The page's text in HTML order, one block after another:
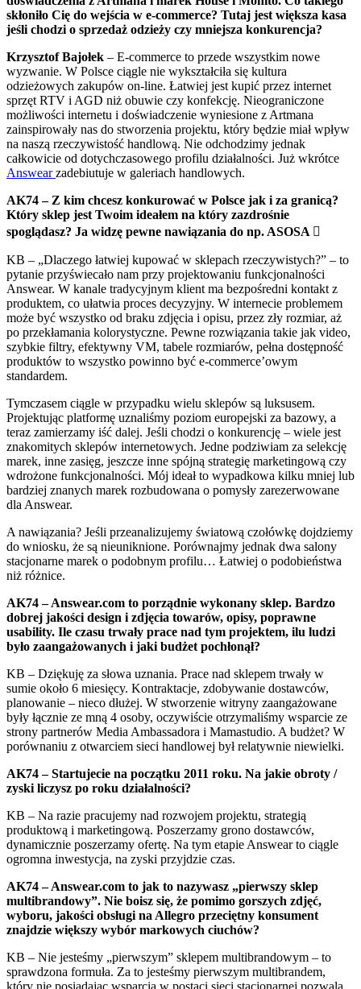
skłoniło Cię do wejścia w e-commerce? Tutaj jest większa kasa
jeśli chodzi o sprzedaż odzieży czy mniejsza konkurencja?
Krzysztof Bajołek – E-commerce to przede wszystkim nowe
wyzwanie. W Polsce ciągle nie wykształciła się kultura
odzieżowych zakupów on-line. Łatwiej jest kupić przez internet
sprzęt RTV i AGD niż obuwie czy konfekcję. Nieograniczone
możliwości internetu i doświadczenie wyniesione z Artmana
zainspirowały nas do stworzenia projektu, który będzie miał wpływ
na naszą rzeczywistość handlową. Nie odchodzimy jednak
całkowicie od dotychczasowego profilu działalności. Już wkrótce
Answearzadebiutuje w galeriach handlowych.
AK74 – Z kim chcesz konkurować w Polsce jak i za granicą?
Który sklep jest Twoim ideałem na który zazdrośnie
spoglądasz? Ja widzę pewne nawiązania do np. ASOSA 
KB – „Dlaczego łatwiej kupować w sklepach rzeczywistych?” – to
pytanie przyświecało nam przy projektowaniu funkcjonalności
Answear. W kanale tradycyjnym klient ma bezpośredni kontakt z
produktem, co ułatwia proces decyzyjny. W internecie problemem
może być wszystko od braku zdjęcia i opisu, przez zły rozmiar, aż
po przekłamania kolorystyczne. Pewne rozwiązania takie jak video,
szybkie filtry, efektywny VM, tabele rozmiarów, pełna dostępność
produktów to wszystko powinno być e-commerce’owym
standardem.
Tymczasem ciągle w przypadku wielu sklepów są luksusem.
Projektując platformę uznaliśmy poziom europejski za bazowy, a
teraz zamierzamy iść dalej. Jeśli chodzi o konkurencję – wiele jest
znakomitych sklepów internetowych. Jedne podziwiam za selekcję
marek, inne zasięg, jeszcze inne spójną strategię marketingową czy
wdrożone funkcjonalności. Mój ideał to wypadkowa kilku mniej lub
bardziej znanych marek rozbudowana o pomysły zarezerwowane
dla Answear.
A nawiązania? Jeśli przeanalizujemy światową czołówkę dojdziemy
do wniosku, że są nieuniknione. Porównajmy jednak dwa salony
stacjonarne marek o podobnym profilu… Łatwiej o podobieństwa
niż różnice.
AK74 – Answear.com to porządnie wykonany sklep. Bardzo
dobrej jakości design i zdjęcia towarów, opisy, poprawne
usability. Ile czasu trwały prace nad tym projektem, ilu ludzi
było zaangażowanych i jaki budżet pochłonął?
KB – Dziękuję za słowa uznania. Prace nad sklepem trwały w
sumie około 6 miesięcy. Kontraktacje, zdobywanie dostawców,
planowanie – nieco dłużej. W stworzenie witryny zaangażowane
były łącznie ze mną 4 osoby, oczywiście otrzymaliśmy wsparcie ze
strony partnerów Media Ambassadora i Mamastudio. A budżet? W
porównaniu z otwarciem sieci handlowej był relatywnie niewielki.
AK74 – Startujecie na początku 2011 roku. Na jakie obroty /
zyski liczysz po roku działalności?
KB – Na razie pracujemy nad rozwojem projektu, strategią
produktową i marketingową. Poszerzamy grono dostawców,
dynamicznie poszerzamy ofertę. Na tym etapie Answear to ciągle
ogromna inwestycja, na zyski przyjdzie czas.
AK74 – Answear.com to jak to nazywasz „pierwszy sklep
multibrandowy”. Nie boisz się, że pomimo gorszych zdjęć,
wyboru, jakości obsługi na Allegro przeciętny konsument
znajdzie większy wybór markowych ciuchów?
KB – Nie jesteśmy „pierwszym” sklepem multibrandowym – to
sprawdzona formuła. Za to jesteśmy pierwszym multibrandem,
który nie posiadając wsparcia w postaci sieci stacjonarnej pozwala